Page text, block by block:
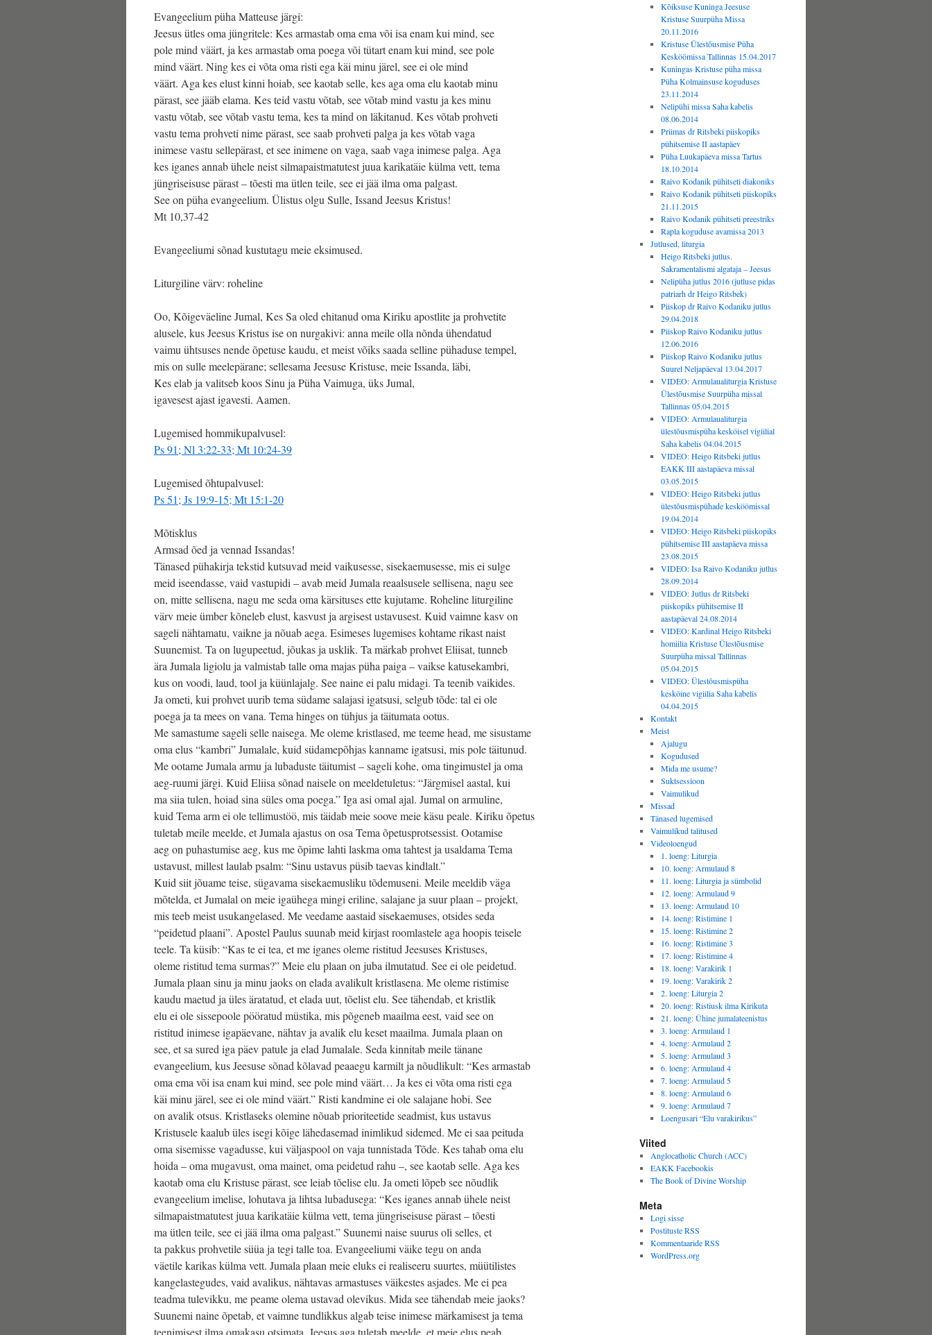
Evangeelium püha Matteuse järgi:
Jeesus ütles oma jüngritele: Kes armastab oma ema või isa enam kui mind, see
pole mind väärt, ja kes armastab oma poega või tütart enam kui mind, see pole
mind väärt. Ning kes ei võta oma risti ega käi minu järel, see ei ole mind
väärt. Aga kes elust kinni hoiab, see kaotab selle, kes aga oma elu kaotab minu
pärast, see jääb elama. Kes teid vastu võtab, see võtab mind vastu ja kes minu
vastu võtab, see võtab vastu tema, kes ta mind on läkitanud. Kes võtab prohveti
vastu tema prohveti nime pärast, see saab prohveti palga ja kes võtab vaga
inimese vastu sellepärast, et see inimene on vaga, saab vaga inimese palga. Aga
kes iganes annab ühele neist silmapaistmatutest juua karikatäie külma vett, tema
jüngriseisuse pärast – tõesti ma ütlen teile, see ei jää ilma oma palgast.
See on püha evangeelium. Ülistus olgu Sulle, Issand Jeesus Kristus!
Mt 10,37-42
Evangeeliumi sõnad kustutagu meie eksimused.
Liturgiline värv: roheline
Oo, Kõigeväeline Jumal, Kes Sa oled ehitanud oma Kiriku apostlite ja prohvetite
alusele, kus Jeesus Kristus ise on nurgakivi: anna meile olla nõnda ühendatud
vaimu ühtsuses nende õpetuse kaudu, et meist võiks saada selline pühaduse tempel,
mis on sulle meelepärane; sellesama Jeesuse Kristuse, meie Issanda, läbi,
Kes elab ja valitseb koos Sinu ja Püha Vaimuga, üks Jumal,
igavesest ajast igavesti. Aamen.
Lugemised hommikupalvusel:
Ps 91; Nl 3:22-33; Mt 10:24-39
Lugemised õhtupalvusel:
Ps 51; Js 19:9-15; Mt 15:1-20
Mõtisklus
Armsad õed ja vennad Issandas!
Tänased pühakirja tekstid kutsuvad meid vaikusesse, sisekaemusesse, mis ei sulge
meid iseendasse, vaid vastupidi – avab meid Jumala reaalsusele sellisena, nagu see
on, mitte sellisena, nagu me seda oma kärsituses ette kujutame. Roheline liturgiline
värv meie ümber kõneleb elust, kasvust ja argisest ustavusest. Kuid vaimne kasv on
sageli nähtamatu, vaikne ja nõuab aega. Esimeses lugemises kohtame rikast naist
Suunemist. Ta on lugupeetud, jõukas ja usklik. Ta märkab prohvet Eliisat, tunneb
ära Jumala ligiolu ja valmistab talle oma majas püha paiga – vaikse katusekambri,
kus on voodi, laud, tool ja küünlajalg. See naine ei palu midagi. Ta teenib vaikides.
Ja ometi, kui prohvet uurib tema südame salajasi igatsusi, selgub tõde: tal ei ole
poega ja ta mees on vana. Tema hinges on tühjus ja täitumata ootus.
Me samastume sageli selle naisega. Me oleme kristlased, me teeme head, me sisustame
oma elus “kambri” Jumalale, kuid südamepõhjas kanname igatsusi, mis pole täitunud.
Me ootame Jumala armu ja lubaduste täitumist – sageli kohe, oma tingimustel ja oma
aeg-ruumi järgi. Kuid Eliisa sõnad naisele on meeldetuletus: “Järgmisel aastal, kui
ma siia tulen, hoiad sina süles oma poega.” Iga asi omal ajal. Jumal on armuline,
kuid Tema arm ei ole tellimustöö, mis täidab meie soove meie käsu peale. Kiriku õpetus
tuletab meile meelde, et Jumala ajastus on osa Tema õpetusprotsessist. Ootamise
aeg on puhastumise aeg, kus me õpime lahti laskma oma tahtest ja usaldama Tema
ustavust, millest laulab psalm: “Sinu ustavus püsib taevas kindlalt.”
Kuid siit jõuame teise, sügavama sisekaemusliku tõdemuseni. Meile meeldib väga
mõtelda, et Jumalal on meie igaühega mingi eriline, salajane ja suur plaan – projekt,
mis teeb meist usukangelased. Me veedame aastaid sisekaemuses, otsides seda
“peidetud plaani”. Apostel Paulus suunab meid kirjast roomlastele aga hoopis teisele
teele. Ta küsib: “Kas te ei tea, et me iganes oleme ristitud Jeesuses Kristuses,
oleme ristitud tema surmas?” Meie elu plaan on juba ilmutatud. See ei ole peidetud.
Jumala plaan sinu ja minu jaoks on elada avalikult kristlasena. Me oleme ristimise
kaudu maetud ja üles äratatud, et elada uut, tõelist elu. See tähendab, et kristlik
elu ei ole sissepoole pööratud müstika, mis põgeneb maailma eest, vaid see on
ristitud inimese igapäevane, nähtav ja avalik elu keset maailma. Jumala plaan on
see, et sa sured iga päev patule ja elad Jumalale. Seda kinnitab meile tänane
evangeelium, kus Jeesuse sõnad kõlavad peaaegu karmilt ja nõudlikult: “Kes armastab
oma ema või isa enam kui mind, see pole mind väärt… Ja kes ei võta oma risti ega
käi minu järel, see ei ole mind väärt.” Risti kandmine ei ole salajane hobi. See
on avalik otsus. Kristlaseks olemine nõuab prioriteetide seadmist, kus ustavus
Kristusele kaalub üles isegi kõige lähedasemad inimlikud sidemed. Me ei saa peituda
oma sisemisse vagadusse, kui väljaspool on vaja tunnistada Tõde. Kes tahab oma elu
hoida – oma mugavust, oma mainet, oma peidetud rahu –, see kaotab selle. Aga kes
kaotab oma elu Kristuse pärast, see leiab tõelise elu. Ja ometi lõpeb see nõudlik
evangeelium imelise, lohutava ja lihtsa lubadusega: “Kes iganes annab ühele neist
silmapaistmatutest juua karikatäie külma vett, tema jüngriseisuse pärast – tõesti
ma ütlen teile, see ei jää ilma oma palgast.” Suunemi naise suurus oli selles, et
ta pakkus prohvetile süüa ja tegi talle toa. Evangeeliumi väike tegu on anda
väetile karikas külma vett. Jumala plaan meie eluks ei realiseeru suurtes, müütilistes
kangelastegudes, vaid avalikus, nähtavas armastuses väikestes asjades. Me ei pea
teadma tulevikku, me peame olema ustavad olevikus. Mida see tähendab meie jaoks?
Suunemi naine õpetab, et vaimne tundlikkus algab teise inimese märkamisest ja tema
teenimisest ilma omakasu otsimata. Jeesus aga tuletab meelde, et meie elus peab
Kõiksuse Kuninga Jeesuse
Kristuse Suurpüha Missa
20.11.2016
Kristuse Ülestõusmise Püha
Kesköömissa Tallinnas 15.04.2017
Kuningas Kristuse püha missa
Püha Kolmainsuse koguduses
23.11.2014
Nelipühi missa Saha kabelis
08.06.2014
Priimas dr Ritsbeki piiskopiks
pühitsemise II aastapäev
Püha Luukapäeva missa Tartus
18.10.2014
Raivo Kodanik pühitseti diakoniks
Raivo Kodanik pühitseti piiskopiks
21.11.2015
Raivo Kodanik pühitseti preestriks
Rapla koguduse avamissa 2013
Jutlused, liturgia
Heigo Ritsbeki jutlus.
Sakramentalismi algataja – Jeesus
Nelipüha jutlus 2016 (jutluse pidas
patriarh dr Heigo Ritsbek)
Piiskop dr Raivo Kodaniku jutlus
29.04.2018
Piiskop Raivo Kodaniku jutlus
12.06.2016
Piiskop Raivo Kodaniku jutlus
Suurel Neljapäeval 13.04.2017
VIDEO: Armulaualiturgia Kristuse
Ülestõusmise Suurpüha missal
Tallinnas 05.04.2015
VIDEO: Armulaualiturgia
ülestõusmispüha kesköisel vigiilial
Saha kabelis 04.04.2015
VIDEO: Heigo Ritsbeki jutlus
EAKK III aastapäeva missal
03.05.2015
VIDEO: Heigo Ritsbeki jutlus
ülestõusmispühade kesköömissal
19.04.2014
VIDEO: Heigo Ritsbeki piiskopiks
pühitsemise III aastapäeva missa
23.08.2015
VIDEO: Isa Raivo Kodaniku jutlus
28.09.2014
VIDEO: Jutlus dr Ritsbeki
piiskopiks pühitsemise II
aastapäeval 24.08.2014
VIDEO: Kardinal Heigo Ritsbeki
homiilia Kristuse Ülestõusmise
Suurpüha missal Tallinnas
05.04.2015
VIDEO: Ülestõusmispüha
kesköine vigiilia Saha kabelis
04.04.2015
Kontakt
Meist
Ajalugu
Kogudused
Mida me usume?
Suktsessioon
Vaimulikud
Missad
Tänased lugemised
Vaimulikud talitused
Videoloengud
1. loeng: Liturgia
10. loeng: Armulaud 8
11. loeng: Liturgia ja sümbolid
12. loeng: Armulaud 9
13. loeng: Armulaud 10
14. loeng: Ristimine 1
15. loeng: Ristimine 2
16. loeng: Ristimine 3
17. loeng: Ristimine 4
18. loeng: Varakirik 1
19. loeng: Varakirik 2
2. loeng: Liturgia 2
20. loeng: Ristiusk ilma Kirikuta
21. loeng: Ühine jumalateenistus
3. loeng: Armulaud 1
4. loeng: Armulaud 2
5. loeng: Armulaud 3
6. loeng: Armulaud 4
7. loeng: Armulaud 5
8. loeng: Armulaud 6
9. loeng: Armulaud 7
Loengusari “Elu varakirikus”
Viited
Anglocatholic Church (ACC)
EAKK Facebookis
The Book of Divine Worship
Meta
Logi sisse
Postituste RSS
Kommentaaride RSS
WordPress.org